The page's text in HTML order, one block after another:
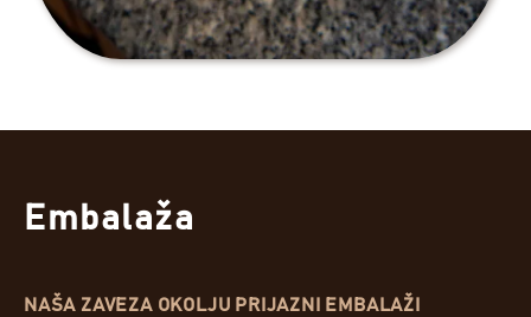
Embalaža
NAŠA ZAVEZA OKOLJU PRIJAZNI EMBALAŽI